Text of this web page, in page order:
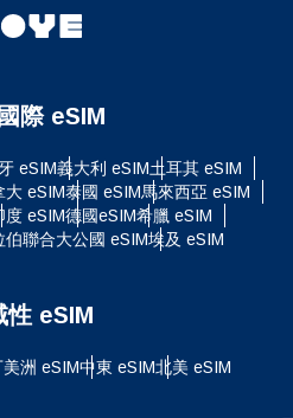
際 eSIM
eSIM義大利 eSIM土耳其 eSIM
大 eSIM泰國 eSIM馬來西亞 eSIM
度 eSIM德國eSIM希臘 eSIM
伯聯合大公國 eSIM埃及 eSIM
性 eSIM
洲 eSIM中東 eSIM北美 eSIM